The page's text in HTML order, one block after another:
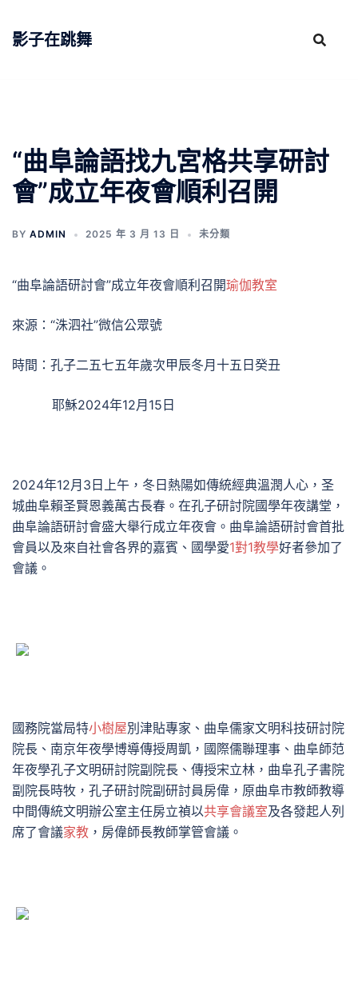
影子在跳舞
“曲阜論語找九宮格共享研討
會”成立年夜會順利召開
BY ADMIN 2025 年 3 月 13 日 未分類
“曲阜論語研討會”成立年夜會順利召開瑜伽教室
來源：“洙泗社”微信公眾號
時間：孔子二五七五年歲次甲辰冬月十五日癸丑
耶穌2024年12月15日
2024年12月3日上午，冬日熱陽如傳統經典溫潤人心，圣
城曲阜賴圣賢恩義萬古長春。在孔子研討院國學年夜講堂，
曲阜論語研討會盛大舉行成立年夜會。曲阜論語研討會首批
會員以及來自社會各界的嘉賓、國學愛1對1教學好者參加了
會議。
國務院當局特小樹屋別津貼專家、曲阜儒家文明科技研討院
院長、南京年夜學博導傳授周凱，國際儒聯理事、曲阜師范
年夜學孔子文明研討院副院長、傳授宋立林，曲阜孔子書院
副院長時牧，孔子研討院副研討員房偉，原曲阜市教師教導
中間傳統文明辦公室主任房立禎以共享會議室及各發起人列
席了會議家教 ，房偉師長教師掌管會議。